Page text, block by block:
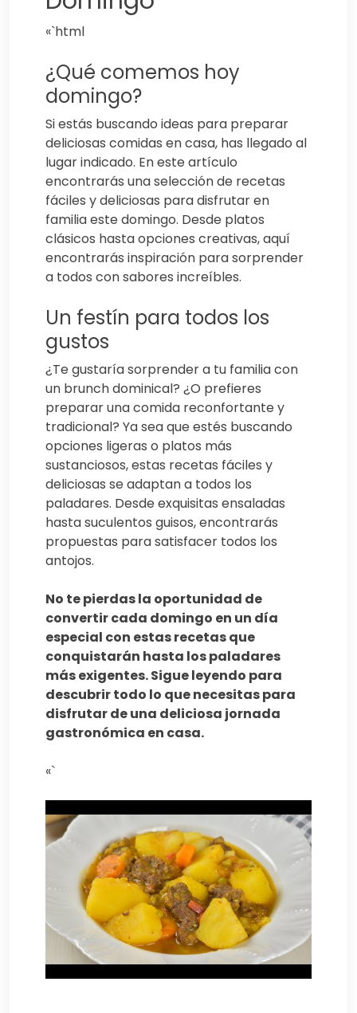
«`html
¿Qué comemos hoy
domingo?
Si estás buscando ideas para preparar
deliciosas comidas en casa, has llegado al
lugar indicado. En este artículo
encontrarás una selección de recetas
fáciles y deliciosas para disfrutar en
familia este domingo. Desde platos
clásicos hasta opciones creativas, aquí
encontrarás inspiración para sorprender
a todos con sabores increíbles.
Un festín para todos los
gustos
¿Te gustaría sorprender a tu familia con
un brunch dominical? ¿O prefieres
preparar una comida reconfortante y
tradicional? Ya sea que estés buscando
opciones ligeras o platos más
sustanciosos, estas recetas fáciles y
deliciosas se adaptan a todos los
paladares. Desde exquisitas ensaladas
hasta suculentos guisos, encontrarás
propuestas para satisfacer todos los
antojos.
No te pierdas la oportunidad de
convertir cada domingo en un día
especial con estas recetas que
conquistarán hasta los paladares
más exigentes. Sigue leyendo para
descubrir todo lo que necesitas para
disfrutar de una deliciosa jornada
gastronómica en casa.
«`